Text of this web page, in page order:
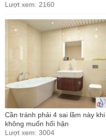
Lượt xem: 2160
Cần tránh phải 4 sai lầm này
không muốn hối hận
Lượt xem: 3004